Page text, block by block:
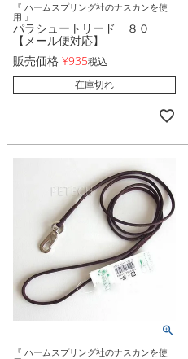
『 ハームスプリング社のナスカンを使
用 』
パラシュートリード ８０
【メール便対応】
販売価格 ¥935税込
在庫切れ
『 ハームスプリング社のナスカンを使